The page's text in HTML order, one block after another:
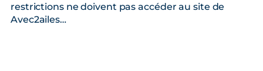
restrictions ne doivent pas accéder au site de
Avec2ailes…